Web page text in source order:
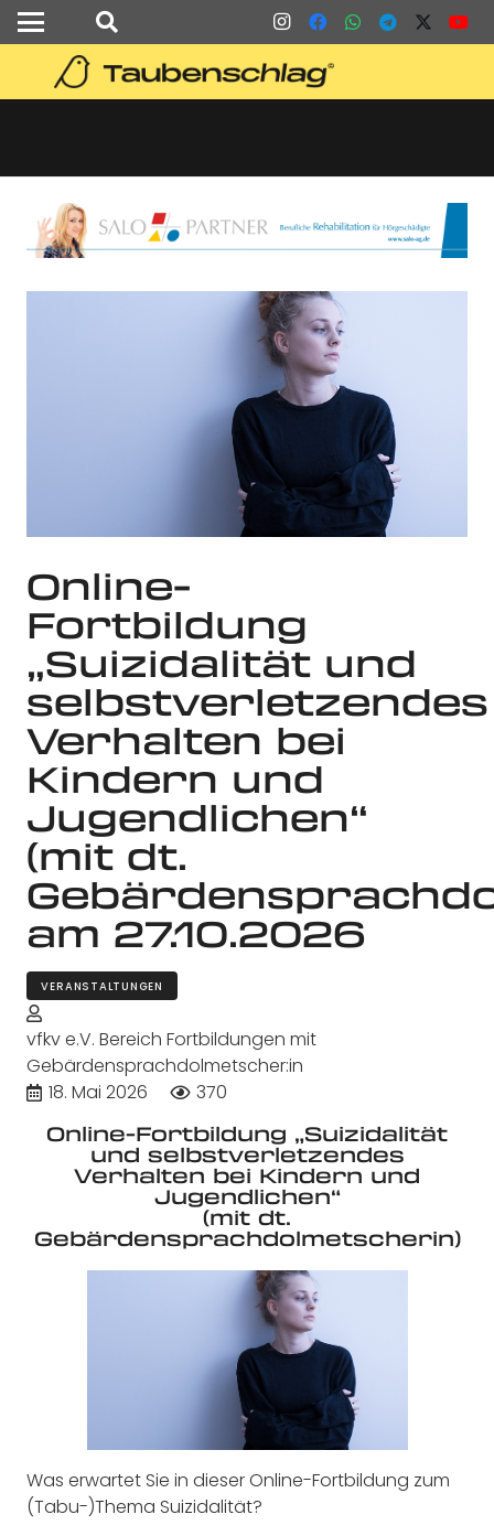
Online-
Fortbildung
„Suizidalität und
selbstverletzendes
Verhalten bei
Kindern und
Jugendlichen“
(mit dt.
am 27.10.2026
VERANSTALTUNGEN
vfkv e.V. Bereich Fortbildungen mit
Gebärdensprachdolmetscher:in
18. Mai 2026
370
Online-Fortbildung „Suizidalität
und selbstverletzendes
Verhalten bei Kindern und
Jugendlichen“
(mit dt.
Gebärdensprachdolmetscherin)
Was erwartet Sie in dieser Online-Fortbildung zum
(Tabu-)Thema Suizidalität?